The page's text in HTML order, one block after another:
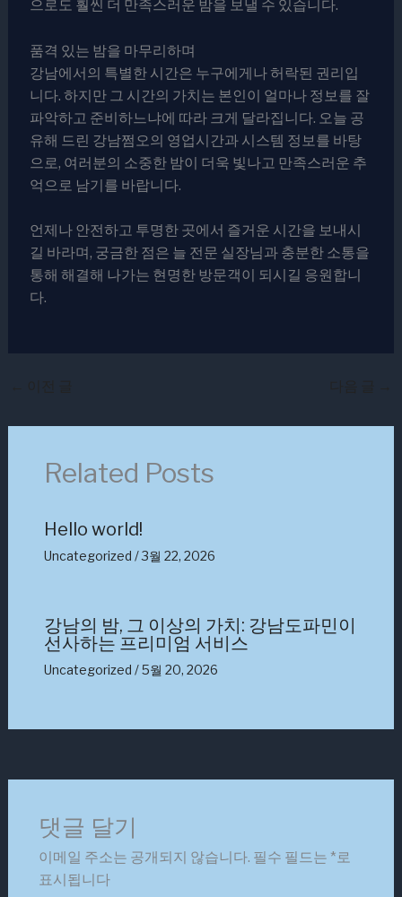
으로도 훨씬 더 만족스러운 밤을 보낼 수 있습니다.
품격 있는 밤을 마무리하며
강남에서의 특별한 시간은 누구에게나 허락된 권리입
니다. 하지만 그 시간의 가치는 본인이 얼마나 정보를 잘
파악하고 준비하느냐에 따라 크게 달라집니다. 오늘 공
유해 드린 강남쩜오의 영업시간과 시스템 정보를 바탕
으로, 여러분의 소중한 밤이 더욱 빛나고 만족스러운 추
억으로 남기를 바랍니다.
언제나 안전하고 투명한 곳에서 즐거운 시간을 보내시
길 바라며, 궁금한 점은 늘 전문 실장님과 충분한 소통을
통해 해결해 나가는 현명한 방문객이 되시길 응원합니
다.
Related Posts
Hello world!
Uncategorized /3월 22, 2026
강남의 밤, 그 이상의 가치: 강남도파민이
선사하는 프리미엄 서비스
Uncategorized /5월 20, 2026
댓글 달기
이메일 주소는 공개되지 않습니다. 필수 필드는 *로
표시됩니다